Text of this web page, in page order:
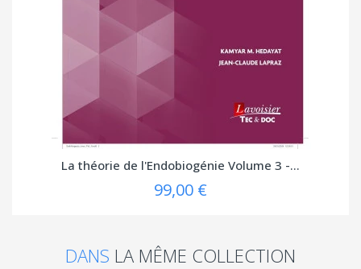
La théorie de l'Endobiogénie Volume 3 -...
99,00 €
DANS LA MÊME COLLECTION